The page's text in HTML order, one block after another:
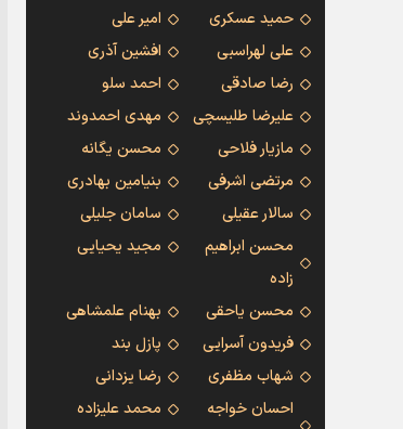
حمید عسکری
امیر علی
علی لهراسبی
افشین آذری
رضا صادقی
احمد سلو
علیرضا طلیسچی
مهدی احمدوند
مازیار فلاحی
محسن یگانه
مرتضی اشرفی
بنیامین بهادری
سالار عقیلی
سامان جلیلی
محسن ابراهیم
زاده
مجید یحیایی
محسن یاحقی
بهنام علمشاهی
فریدون آسرایی
پازل بند
شهاب مظفری
رضا یزدانی
احسان خواجه
محمد علیزاده